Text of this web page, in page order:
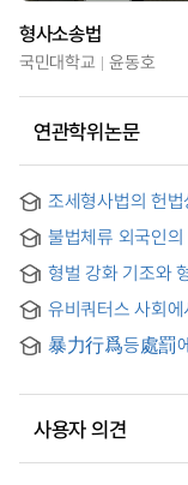
형사소송법
국민대학교 윤동호
연관학위논문
조세형사법의 헌
조세범처벌법 개
constitutional
taxation criminal
punishment of
불법체류 외국인
외국인청 사건 인
Legal
Involving
Gaps in
형벌 강화 기조와
유비쿼터스 사회
暴力行爲등處罰
사용자 의견